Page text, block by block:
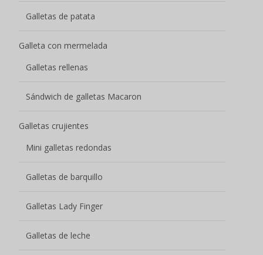
Galletas de patata
Galleta con mermelada
Galletas rellenas
Sándwich de galletas Macaron
Galletas crujientes
Mini galletas redondas
Galletas de barquillo
Galletas Lady Finger
Galletas de leche